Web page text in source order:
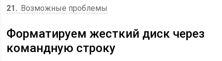
21
Возможные проблемы
Форматируем жесткий диск через
командную строку